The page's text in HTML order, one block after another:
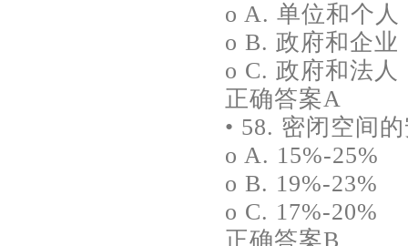
o A. 单位和个人
o B. 政府和企业
o C. 政府和法人
正确答案A
• 58. 密闭空间
o A. 15%-25%
o B. 19%-23%
o C. 17%-20%
正确答案B